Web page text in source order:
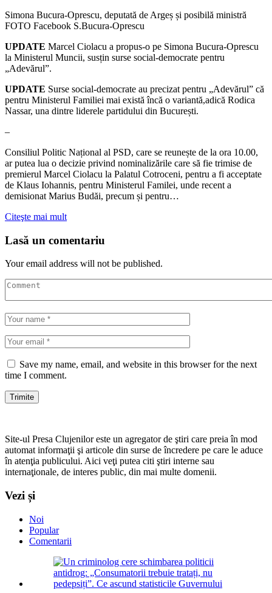
Simona Bucura-Oprescu, deputată de Argeș și posibilă ministră
FOTO Facebook S.Bucura-Oprescu
UPDATE Marcel Ciolacu a propus-o pe Simona Bucura-Oprescu
la Ministerul Muncii, susțin surse social-democrate pentru
„Adevărul”.
UPDATE Surse social-democrate au precizat pentru „Adevărul” că
pentru Ministerul Familiei mai există încă o variantă,adică Rodica
Nassar, una dintre liderele partidului din București.
–
Consiliul Politic Național al PSD, care se reunește de la ora 10.00,
ar putea lua o decizie privind nominalizările care să fie trimise de
premierul Marcel Ciolacu la Palatul Cotroceni, pentru a fi acceptate
de Klaus Iohannis, pentru Ministerul Familei, unde recent a
demisionat Marius Budăi, precum și pentru…
Citeşte mai mult
Lasă un comentariu
Your email address will not be published.
Save my name, email, and website in this browser for the next
time I comment.
Site-ul Presa Clujenilor este un agregator de ştiri care preia în mod
automat informaţii şi articole din surse de încredere pe care le aduce
în atenţia publicului. Aici veţi putea citi ştiri interne sau
internaţionale, de interes public, din mai multe domenii.
Vezi și
Noi
Popular
Comentarii